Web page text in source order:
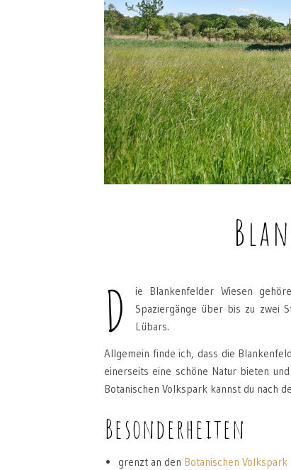
D
ie Blankenfelder Wiesen
Spaziergänge über bis zu zwei
Lübars.
Allgemein finde ich, dass die
einerseits eine schöne Natur bieten
Botanischen Volkspark kannst du nach
Besonderheiten
grenzt an den Botanischen